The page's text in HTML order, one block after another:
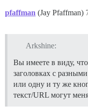
pfaffman (Jay Pfaffman)
Arkshine:
Вы имеете в виду,
заголовках с
или одну и ту же
текст/URL могут